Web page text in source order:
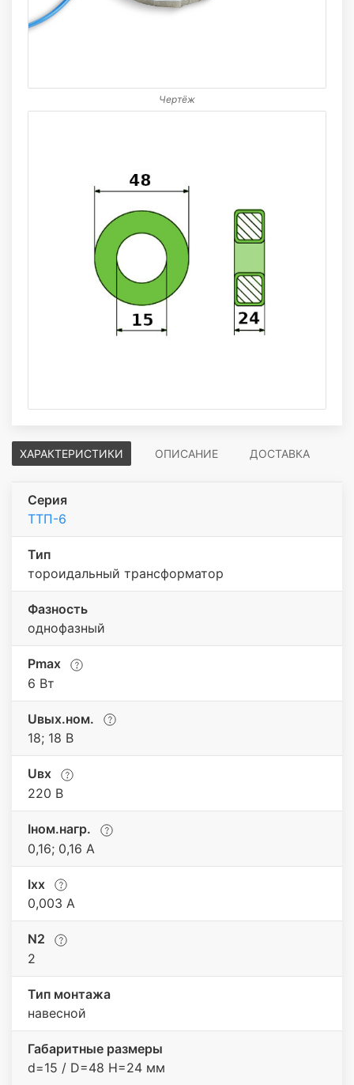
Чертёж
ХАРАКТЕРИСТИКИ ОПИСАНИЕ ДОСТАВКА
Серия
ТТП-6
Тип
тороидальный трансформатор
Фазность
однофазный
Pmax
6 Вт
Uвых.ном.
18; 18 В
Uвх
220 В
Iном.нагр.
0,16; 0,16 А
Iхх
0,003 А
N2
2
Тип монтажа
навесной
Габаритные размеры
d=15 / D=48 H=24 мм